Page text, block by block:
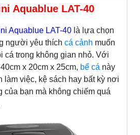
Aquablue LAT-40
Aquablue LAT-40 là lựa chọn
người yêu thích cá cảnh muốn
cá trong không gian nhỏ. Với
x 20cm x 25cm, bể cá này
làm việc, kệ sách hay bất kỳ nơi
của bạn mà không chiếm quá